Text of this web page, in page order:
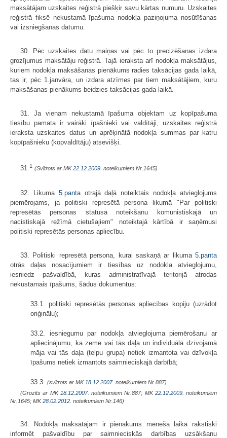
maksātājam uzskaites reģistrā piešķir savu kārtas numuru. Uzskaites
reģistrā fiksē nekustamā īpašuma nodokļa paziņojuma nosūtīšanas
vai izsniegšanas datumu.
30. Pēc uzskaites datu maiņas vai pēc to precizēšanas izdara
grozījumus maksātāju reģistrā. Tajā ieraksta arī nodokļa maksātājus,
kuriem nodokļa maksāšanas pienākums radies taksācijas gada laikā,
tas ir, pēc 1.janvāra, un izdara atzīmes par tiem maksātājiem, kuru
maksāšanas pienākums beidzies taksācijas gada laikā.
31. Ja vienam nekustamā īpašuma objektam uz kopīpašuma
tiesību pamata ir vairāki īpašnieki vai valdītāji, uzskaites reģistrā
ieraksta uzskaites datus un aprēķinātā nodokļa summas par katru
kopīpašnieku (kopvaldītāju) atsevišķi.
31.1 (Svītrots ar MK22.12.2009. noteikumiem Nr.1645)
32. Likuma 5.pantaotrajā daļā noteiktais nodokļa atvieglojums
piemērojams, ja politiski represētā persona likumā "Par politiski
represētās personas statusa noteikšanu komunistiskajā un
nacistiskajā režīmā cietušajiem" noteiktajā kārtībā ir saņēmusi
politiski represētās personas apliecību.
33. Politiski represētā persona, kurai saskaņā ar likuma 5.panta
otrās daļas nosacījumiem ir tiesības uz nodokļa atvieglojumu,
iesniedz pašvaldībā, kuras administratīvajā teritorijā atrodas
nekustamais īpašums, šādus dokumentus:
33.1. politiski represētās personas apliecības kopiju (uzrādot
oriģinālu);
33.2. iesniegumu par nodokļa atvieglojuma piemērošanu ar
apliecinā­jumu, ka zeme vai tās daļa un individuālā dzīvojamā
māja vai tās daļa (telpu grupa) netiek izmantota vai dzīvokļa
īpašums netiek izmantots saimnieciskajā darbībā;
33.3. (svītrots ar MK 18.12.2007. noteikumiem Nr.887)
(Grozīts ar MK 18.12.2007. noteikumiem Nr.887; MK 22.12.2009. noteikumiem
Nr.1645; MK28.02.2012. noteikumiem Nr.146)
34. Nodokļa maksātājam ir pienākums mēneša laikā rakstiski
informēt pašvaldību par saimnieciskās darbības uzsākšanu